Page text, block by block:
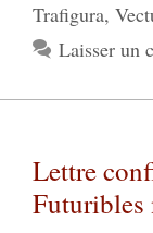
Trafigura,
Laisser un
Lettre
Futuribles